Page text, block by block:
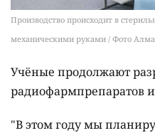
Производство происходит в
механическими руками / Фото
Учёные продолжают
радиофармпрепаратов
"В этом году мы